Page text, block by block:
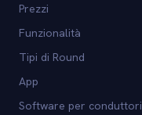
Prezzi
Funzionalità
Tipi di Round
App
Software per conduttori